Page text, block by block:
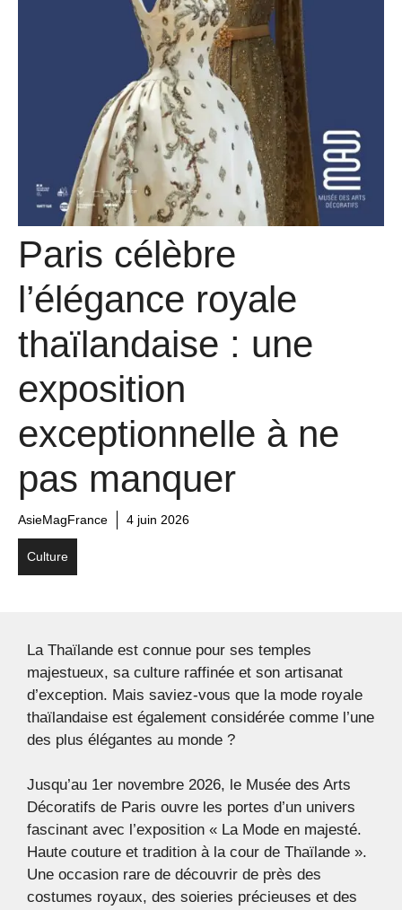
Paris célèbre
l’élégance royale
thaïlandaise : une
exposition
exceptionnelle à ne
pas manquer
AsieMagFrance 4 juin 2026
Culture
La Thaïlande est connue pour ses temples
majestueux, sa culture raffinée et son artisanat
d’exception. Mais saviez-vous que la mode royale
thaïlandaise est également considérée comme l’une
des plus élégantes au monde ?
Jusqu’au 1er novembre 2026, le Musée des Arts
Décoratifs de Paris ouvre les portes d’un univers
fascinant avec l’exposition « La Mode en majesté.
Haute couture et tradition à la cour de Thaïlande ».
Une occasion rare de découvrir de près des
costumes royaux, des soieries précieuses et des